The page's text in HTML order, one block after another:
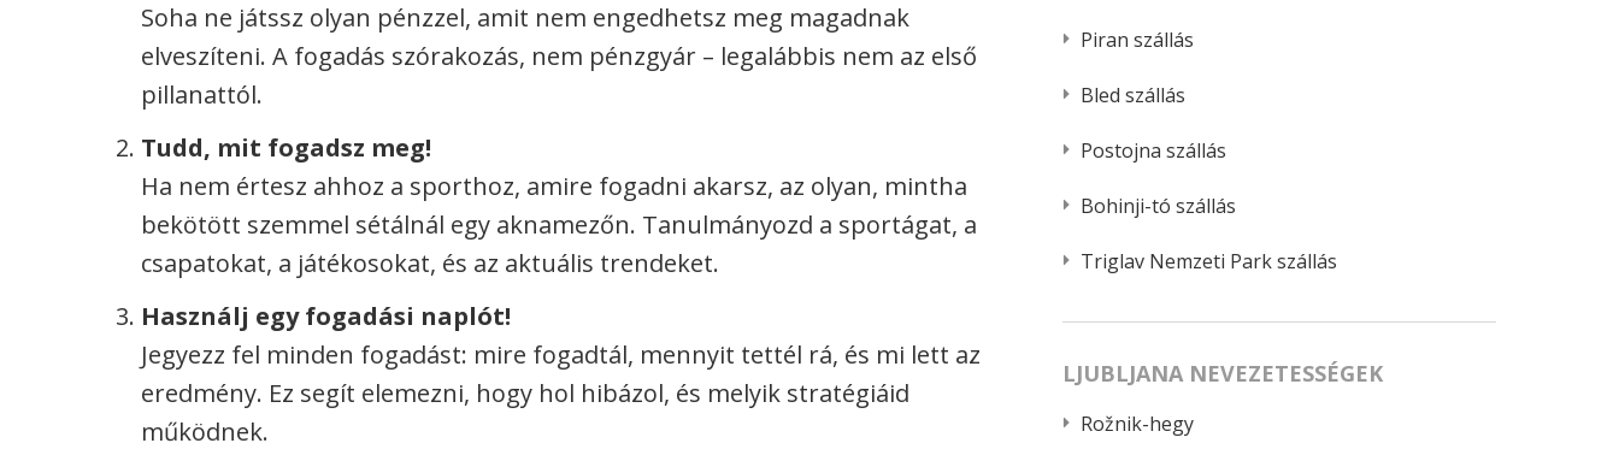
Soha ne játssz olyan pénzzel, amit nem engedhetsz meg magadnak
elveszíteni. A fogadás szórakozás, nem pénzgyár – legalábbis nem az első
pillanattól.
Tudd, mit fogadsz meg!
Ha nem értesz ahhoz a sporthoz, amire fogadni akarsz, az olyan, mintha
bekötött szemmel sétálnál egy aknamezőn. Tanulmányozd a sportágat, a
csapatokat, a játékosokat, és az aktuális trendeket.
Használj egy fogadási naplót!
Jegyezz fel minden fogadást: mire fogadtál, mennyit tettél rá, és mi lett az
eredmény. Ez segít elemezni, hogy hol hibázol, és melyik stratégiáid
működnek.
Piran szállás
Bled szállás
Postojna szállás
Bohinji-tó szállás
Triglav Nemzeti Park szállás
LJUBLJANA NEVEZETESSÉGEK
Rožnik-hegy